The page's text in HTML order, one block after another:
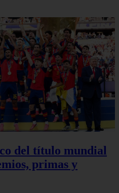
del título mundial
primas y